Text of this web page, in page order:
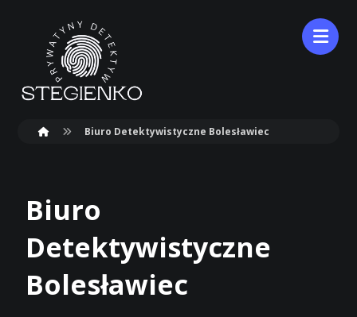
Biuro Detektywistyczne Bolesławiec
Biuro
Detektywistyczne
Bolesławiec